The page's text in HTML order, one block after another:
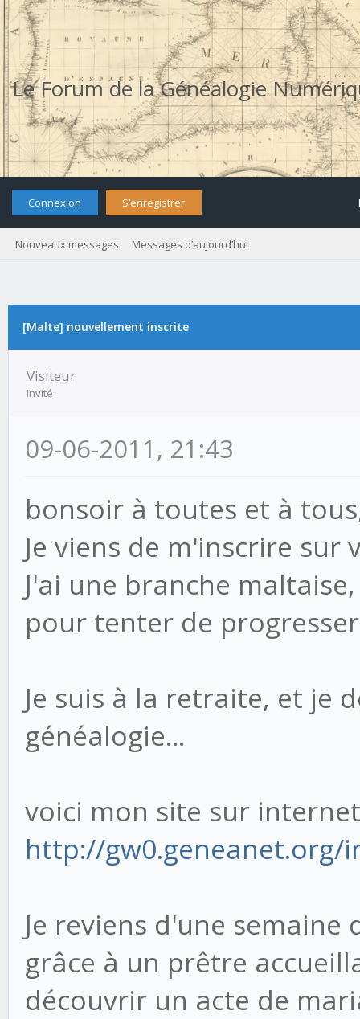
Le Forum de la Généalogie
Connexion S’enregistrer
Nouveaux messages Messages d’aujourd’hui
[Malte] nouvellement inscrite
Visiteur
Invité
09-06-2011, 21:43
bonsoir à toutes et à
Je viens de m'inscrire sur
J'ai une branche
pour tenter de
Je suis à la retraite, et je
généalogie...
voici mon site sur
http://gw0.geneanet.org/
Je reviens d'une
grâce à un prêtre
découvrir un acte de